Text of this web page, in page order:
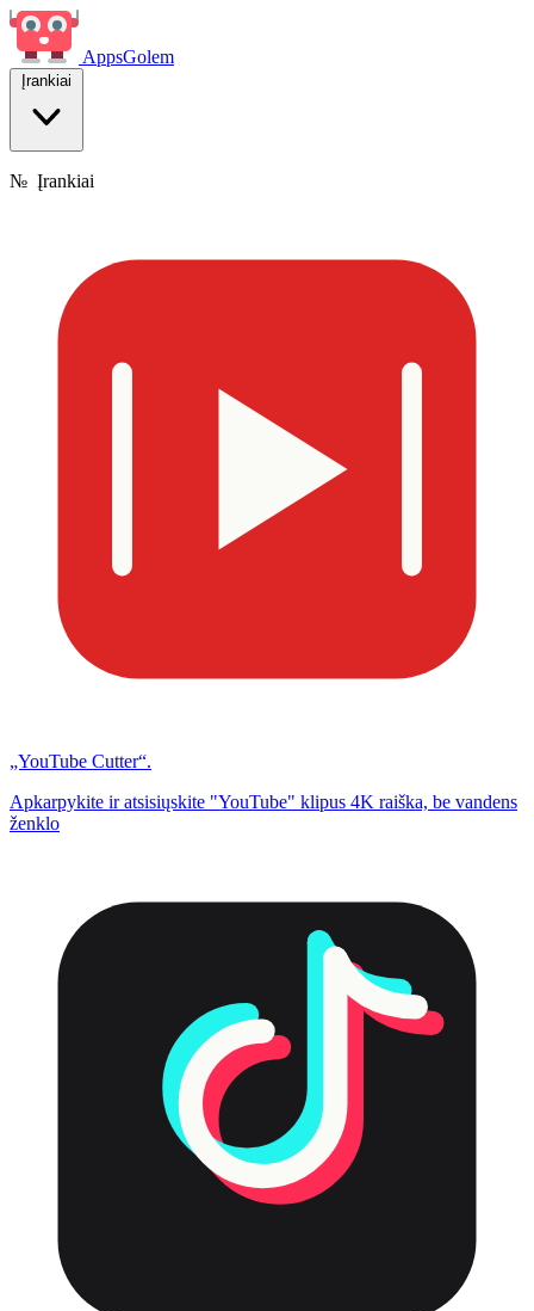
AppsGolem
Įrankiai
№ Įrankiai
„YouTube Cutter“.
Apkarpykite ir atsisiųskite "YouTube" klipus 4K raiška, be vandens
ženklo